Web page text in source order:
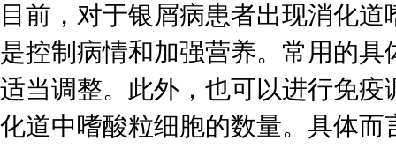
目前，对于银屑病患者出现消化
是控制病情和加强营养。常用的
适当调整。此外，也可以进行免
化道中嗜酸粒细胞的数量。具体而